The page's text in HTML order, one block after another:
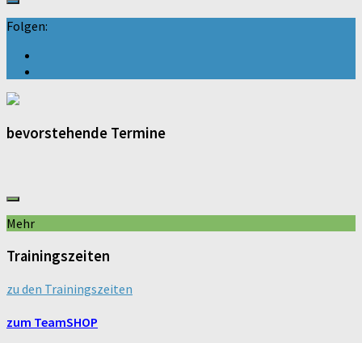
Folgen:
bevorstehende Termine
Mehr
Trainingszeiten
zu den Trainingszeiten
zum TeamSHOP